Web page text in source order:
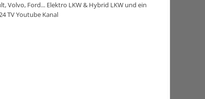
Volvo, Ford... Elektro LKW & Hybrid LKW und ein
TV Youtube Kanal